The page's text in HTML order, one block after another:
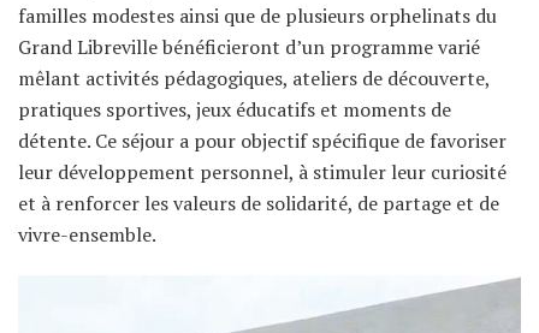
familles modestes ainsi que de plusieurs orphelinats du
Grand Libreville bénéficieront d’un programme varié
mêlant activités pédagogiques, ateliers de découverte,
pratiques sportives, jeux éducatifs et moments de
détente. Ce séjour a pour objectif spécifique de favoriser
leur développement personnel, à stimuler leur curiosité
et à renforcer les valeurs de solidarité, de partage et de
vivre-ensemble.